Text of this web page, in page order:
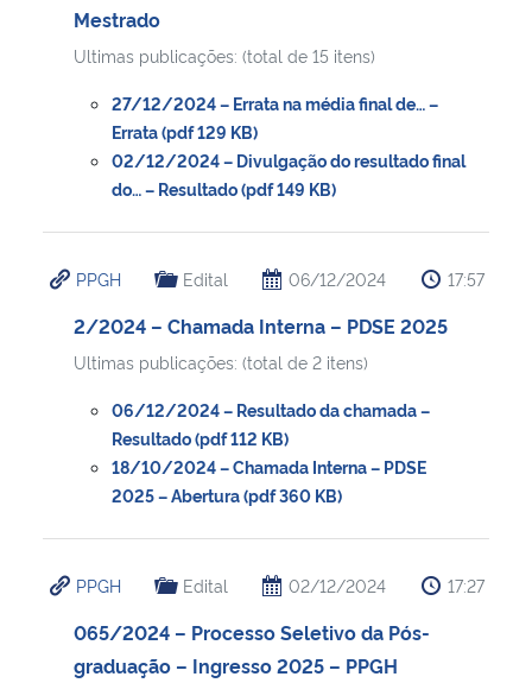
Mestrado
Ultimas publicações: (total de 15 itens)
27/12/2024 – Errata na média final de… –
Errata (pdf 129 KB)
02/12/2024 – Divulgação do resultado final
do… – Resultado (pdf 149 KB)
PPGH Edital 06/12/2024 17:57
2/2024 – Chamada Interna – PDSE 2025
Ultimas publicações: (total de 2 itens)
06/12/2024 – Resultado da chamada –
Resultado (pdf 112 KB)
18/10/2024 – Chamada Interna – PDSE
2025 – Abertura (pdf 360 KB)
PPGH Edital 02/12/2024 17:27
065/2024 – Processo Seletivo da Pós-
graduação – Ingresso 2025 – PPGH